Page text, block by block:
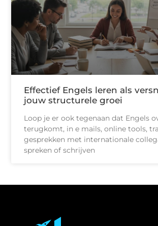
Effectief Engels leren als
jouw structurele groei
Loop je er ook tegenaan dat Engels
terugkomt, in e mails, online tools,
gesprekken met internationale
spreken of schrijven